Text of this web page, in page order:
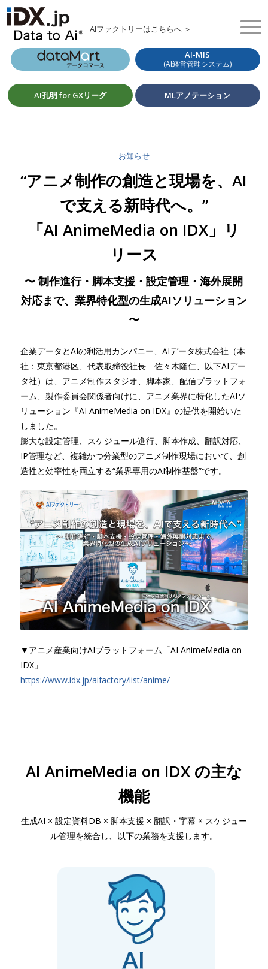
AIファクトリーはこちらへ ＞
AI-MIS
(AI経営管理システム)
AI孔明 for GXリーグ MLアノテーション
お知らせ
“アニメ制作の創造と現場を、AI
で支える新時代へ。”
「AI AnimeMedia on IDX」リ
リース
〜 制作進行・脚本支援・設定管理・海外展開
対応まで、業界特化型の生成AIソリューション
〜
企業データとAIの利活用カンパニー、AIデータ株式会社（本
社：東京都港区、代表取締役社長 佐々木隆仁、以下AIデー
タ社）は、アニメ制作スタジオ、脚本家、配信プラットフォ
ーム、製作委員会関係者向けに、アニメ業界に特化したAIソ
リューション『AI AnimeMedia on IDX』の提供を開始いた
しました。
膨大な設定管理、スケジュール進行、脚本作成、翻訳対応、
IP管理など、複雑かつ分業型のアニメ制作現場において、創
造性と効率性を両立する“業界専用のAI制作基盤”です。
▼アニメ産業向けAIプラットフォーム「AI AnimeMedia on
IDX」
https://www.idx.jp/aifactory/list/anime/
AI AnimeMedia on IDX の主な
機能
生成AI × 設定資料DB × 脚本支援 × 翻訳・字幕 × スケジュー
ル管理を統合し、以下の業務を支援します。